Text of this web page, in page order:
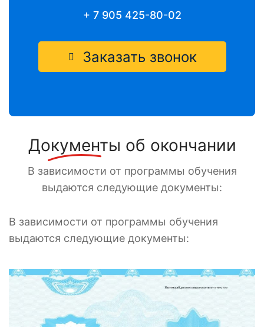
+ 7 905 425-80-02
Заказать звонок
Документы об окончании
В зависимости от программы обучения
выдаются следующие документы:
В зависимости от программы обучения
выдаются следующие документы: